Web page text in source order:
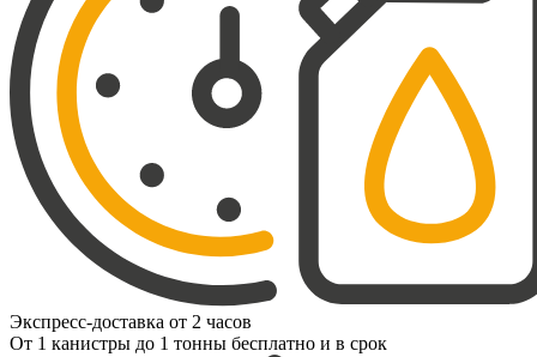
Экспресс-доставка от 2 часов
От 1 канистры до 1 тонны бесплатно и в срок